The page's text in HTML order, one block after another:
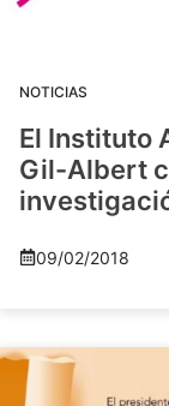
NOTICIAS
El Instituto
Gil-Albert
09/02/2018